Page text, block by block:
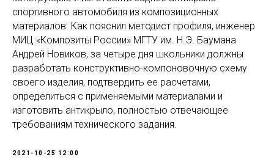
спортивного автомобиля из композиционных
материалов. Как пояснил методист профиля, инженер
МИЦ «Композиты России» МГТУ им. Н.Э. Баумана
Андрей Новиков, за четыре дня школьники должны
разработать конструктивно-компоновочную схему
своего изделия, подтвердить ее расчетами,
определиться с применяемыми материалами и
изготовить антикрыло, полностью отвечающее
требованиям технического задания.
2021-10-25 12:00